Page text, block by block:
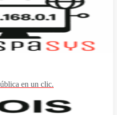
en un clic.